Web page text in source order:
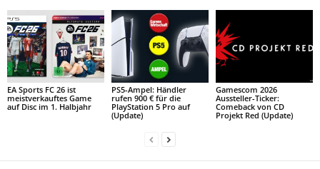
EA Sports FC 26 ist
meistverkauftes Game
auf Disc im 1. Halbjahr
PS5-Ampel: Händler
rufen 900 € für die
PlayStation 5 Pro auf
(Update)
Gamescom 2026
Aussteller-Ticker:
Comeback von CD
Projekt Red (Update)